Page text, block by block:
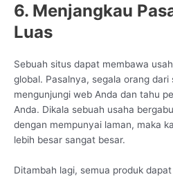
6. Menjangkau
Luas
Sebuah situs dapat membawa
global. Pasalnya, segala orang
mengunjungi web Anda dan tahu
Anda. Dikala sebuah usaha
dengan mempunyai laman, maka
lebih besar sangat besar.
Ditambah lagi, semua produk